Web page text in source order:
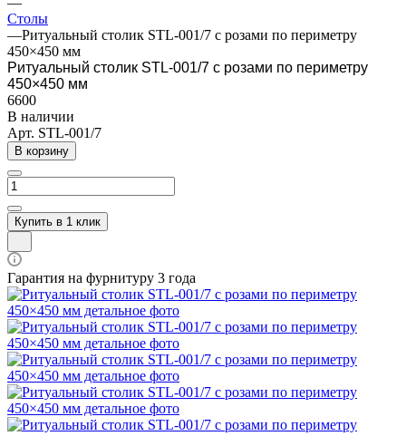
Столы
—Ритуальный столик STL-001/7 с розами по периметру
450×450 мм
Ритуальный столик STL-001/7 с розами по периметру
450×450 мм
6600
В наличии
Арт. STL-001/7
В корзину
Купить в 1 клик
Гарантия на фурнитуру 3 года